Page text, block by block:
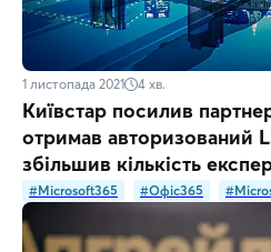
1 листопада 2021 4 хв.
Київстар посилив
отримав авторизований
збільшив кількість
#Microsoft365 #Офіс365